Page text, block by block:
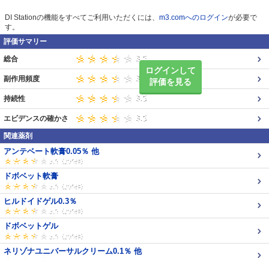
DI Stationの機能をすべてご利用いただくには、 m3.comへのログインが必要で
す。
評価サマリー
ログインして
評価を見る
総合
副作用頻度
持続性
エビデンスの確かさ
関連薬剤
アンテベート軟膏0.05％ 他
ドボベット軟膏
ヒルドイドゲル0.3％
ドボベットゲル
ネリゾナユニバーサルクリーム0.1％ 他